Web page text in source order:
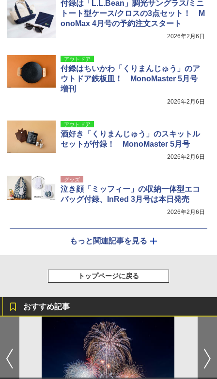
付録は「L.L.Bean」調光サングラス/ミニ
トート型ケース/クロスの3点セット！ M
onoMax 4月号の予約注文スタート
2026年2月6日
アウトドア
付録はちいかわ「くりまんじゅう」のア
ウトドア鉄板皿！ MonoMaster 5月号
増刊
2026年2月6日
アウトドア
酒好き「くりまんじゅう」のスキットル
セットが付録！ MonoMaster 5月号
2026年2月6日
グッズ
泣き顔「ミッフィー」の収納一体型エコ
バッグ付録、InRed 3月号は本日発売
2026年2月6日
もっと関連記事を見る
トップページに戻る
おすすめ記事